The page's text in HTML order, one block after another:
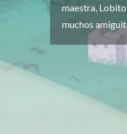
maestra, Lobito
muchos